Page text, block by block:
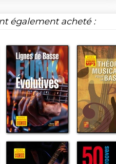
également acheté :